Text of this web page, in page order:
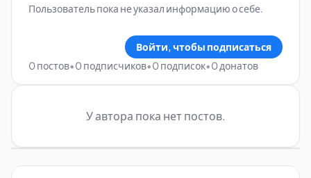
Пользователь пока не указал информацию о себе.
Войти, чтобы подписаться
0 постов•0 подписчиков•0 подписок•0 донатов
У автора пока нет постов.